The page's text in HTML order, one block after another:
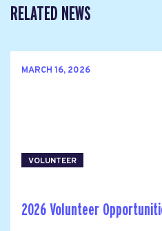
RELATED NEWS
MARCH 16, 2026
VOLUNTEER
2026 Volunteer